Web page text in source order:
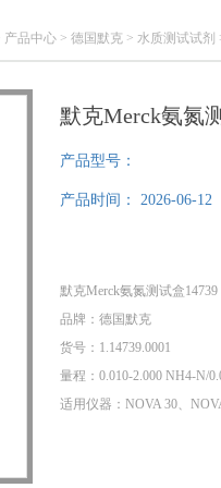
产品中心 > 德国默克 > 水质测试试剂
默克Merck氨氮
产品型号：
产品时间： 2026-06-12
默克Merck氨氮测试盒14739
品牌：德国默克
货号：1.14739.0001
量程：0.010-2.000 NH4-N/
适用仪器：NOVA 30、